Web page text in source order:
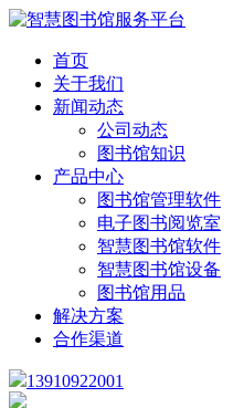
首页
关于我们
新闻动态
公司动态
图书馆知识
产品中心
图书馆管理软件
电子图书阅览室
智慧图书馆软件
智慧图书馆设备
图书馆用品
解决方案
合作渠道
13910922001